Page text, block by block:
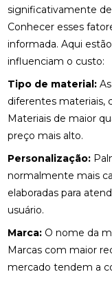
significativamente
Conhecer esses
informada. Aqui
influenciam o custo:
Tipo de material:
diferentes materiais,
Materiais de maior
preço mais alto.
Personalização:
normalmente mais
elaboradas para
usuário.
Marca: O nome da
Marcas com maior
mercado tendem a
BENEFÍCIOS DA QUIROPRAXIA CERVICAL PARA SUA
SAÚDE: GUIA
BENEFÍCIOS DA QUIROPRAXIA CERVICAL: UM GUIA
COMPLETO
BENEFÍCIOS DA
BENEFÍCIOS DA
BENEFÍCIOS DA QUIROPRAXIA PARA ALIVIAR O
NERVO CIÁTICO
COMO FUNCIONA
BENEFÍCIOS DA QUIROPRAXIA PARA O NERVO